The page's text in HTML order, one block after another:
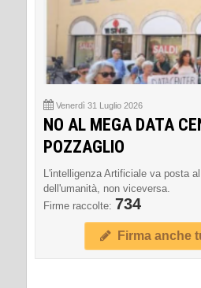
Venerdì 31 Luglio 2026
NO AL MEGA DATA
POZZAGLIO
L'intelligenza Artificiale va posta
dell'umanità, non viceversa.
Firme raccolte: 734
Firma anche